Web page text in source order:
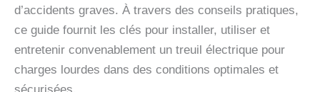
d’accidents graves. À travers des conseils pratiques,
ce guide fournit les clés pour installer, utiliser et
entretenir convenablement un treuil électrique pour
charges lourdes dans des conditions optimales et